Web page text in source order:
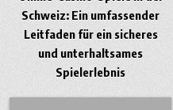
Schweiz: Ein umfassender
Leitfaden für ein sicheres
und unterhaltsames
Spielerlebnis